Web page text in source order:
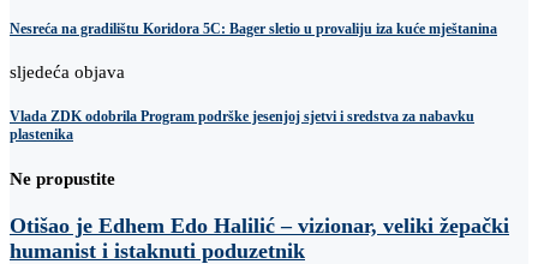
Nesreća na gradilištu Koridora 5C: Bager sletio u provaliju iza kuće mještanina
sljedeća objava
Vlada ZDK odobrila Program podrške jesenjoj sjetvi i sredstva za nabavku
plastenika
Ne propustite
Otišao je Edhem Edo Halilić – vizionar, veliki žepački
humanist i istaknuti poduzetnik